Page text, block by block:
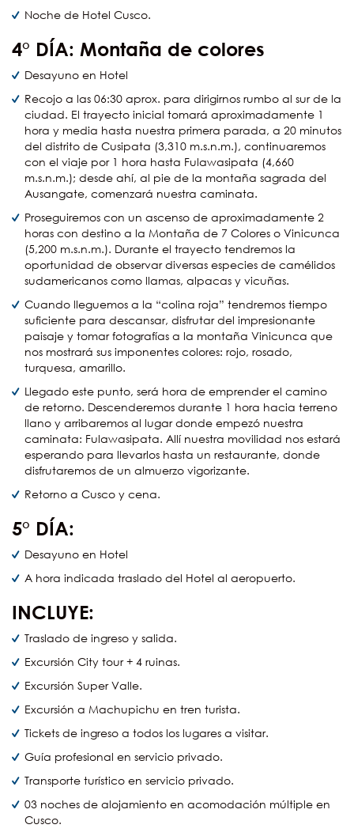
Noche de Hotel Cusco.
4° DÍA: Montaña de colores
Desayuno en Hotel
Recojo a las 06:30 aprox. para dirigirnos rumbo al sur de la
ciudad. El trayecto inicial tomará aproximadamente 1
hora y media hasta nuestra primera parada, a 20 minutos
del distrito de Cusipata (3,310 m.s.n.m.), continuaremos
con el viaje por 1 hora hasta Fulawasipata (4,660
m.s.n.m.); desde ahí, al pie de la montaña sagrada del
Ausangate, comenzará nuestra caminata.
Proseguiremos con un ascenso de aproximadamente 2
horas con destino a la Montaña de 7 Colores o Vinicunca
(5,200 m.s.n.m.). Durante el trayecto tendremos la
oportunidad de observar diversas especies de camélidos
sudamericanos como llamas, alpacas y vicuñas.
Cuando lleguemos a la “colina roja” tendremos tiempo
suficiente para descansar, disfrutar del impresionante
paisaje y tomar fotografías a la montaña Vinicunca que
nos mostrará sus imponentes colores: rojo, rosado,
turquesa, amarillo.
Llegado este punto, será hora de emprender el camino
de retorno. Descenderemos durante 1 hora hacia terreno
llano y arribaremos al lugar donde empezó nuestra
caminata: Fulawasipata. Allí nuestra movilidad nos estará
esperando para llevarlos hasta un restaurante, donde
disfrutaremos de un almuerzo vigorizante.
Retorno a Cusco y cena.
5° DÍA:
Desayuno en Hotel
A hora indicada traslado del Hotel al aeropuerto.
INCLUYE:
Traslado de ingreso y salida.
Excursión City tour + 4 ruinas.
Excursión Super Valle.
Excursión a Machupichu en tren turista.
Tickets de ingreso a todos los lugares a visitar.
Guía profesional en servicio privado.
Transporte turístico en servicio privado.
03 noches de alojamiento en acomodación múltiple en
Cusco.